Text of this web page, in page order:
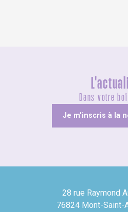
Dans votre
Je m'inscris à la
28 rue Raymond
76824 Mont-Saint-